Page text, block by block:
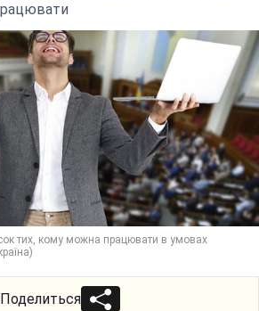
тих, кому можна працювати в умовах
Поделиться